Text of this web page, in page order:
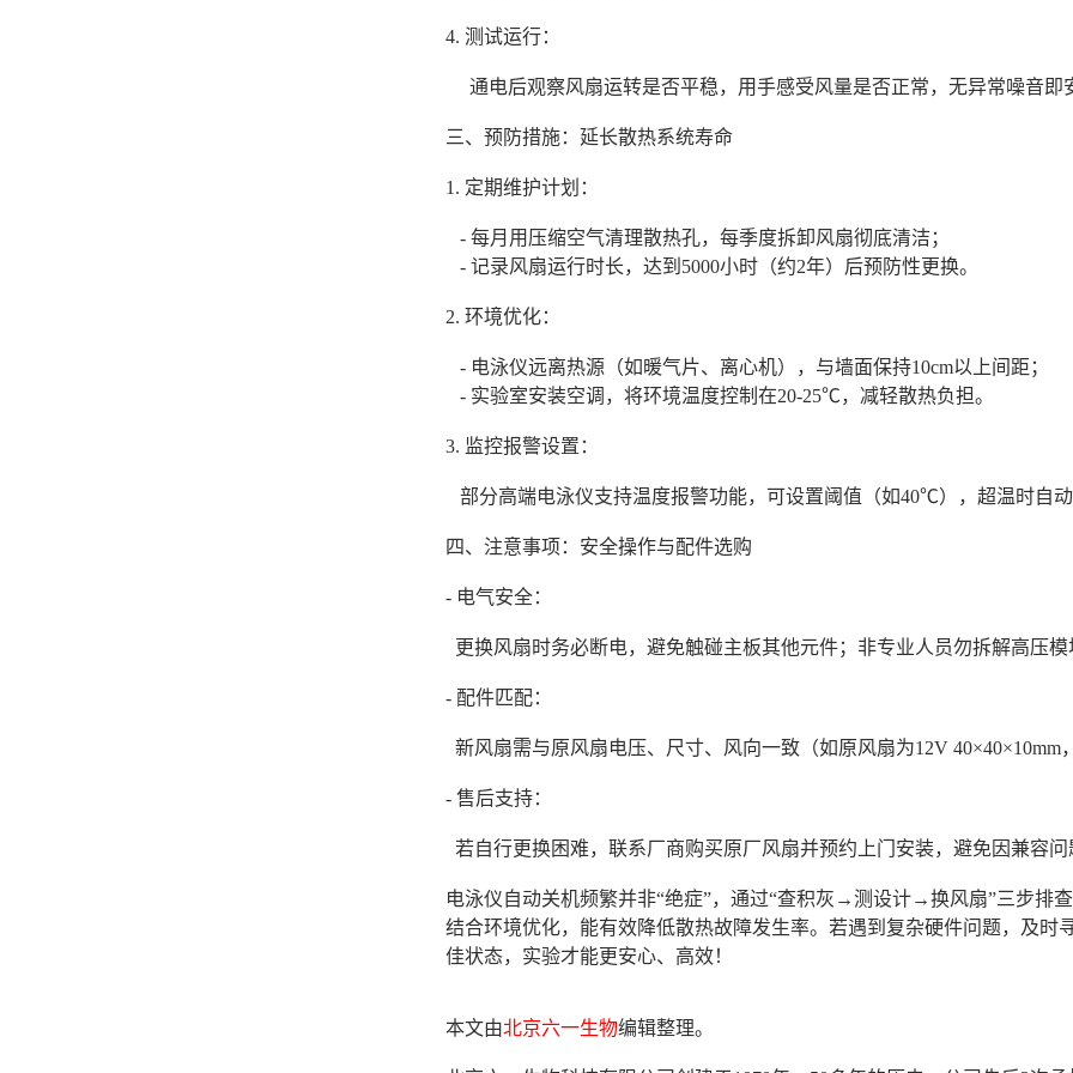
4. 测试运行：
通电后观察风扇运转是否平稳，用手感受风量是否正常，无异常噪音即
三、预防措施：延长散热系统寿命
1. 定期维护计划：
- 每月用压缩空气清理散热孔，每季度拆卸风扇彻底清洁；
- 记录风扇运行时长，达到5000小时（约2年）后预防性更换。
2. 环境优化：
- 电泳仪远离热源（如暖气片、离心机），与墙面保持10cm以上间距；
- 实验室安装空调，将环境温度控制在20-25℃，减轻散热负担。
3. 监控报警设置：
部分高端电泳仪支持温度报警功能，可设置阈值（如40℃），超温时自
四、注意事项：安全操作与配件选购
- 电气安全：
更换风扇时务必断电，避免触碰主板其他元件；非专业人员勿拆解高压
- 配件匹配：
新风扇需与原风扇电压、尺寸、风向一致（如原风扇为12V
- 售后支持：
若自行更换困难，联系厂商购买原厂风扇并预约上门安装，避免因兼容
电泳仪自动关机频繁并非“绝症”，通过“查积灰→测设计→换风扇”三步排
结合环境优化，能有效降低散热故障发生率。若遇到复杂硬件问题，及时
佳状态，实验才能更安心、高效！
本文由北京六一生物编辑整理。